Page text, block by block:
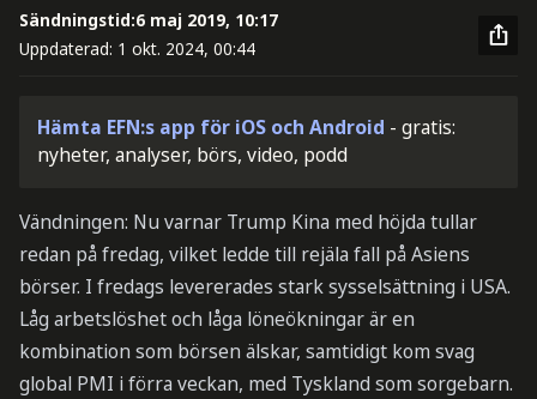
Sändningstid:6 maj 2019, 10:17
Uppdaterad: 1 okt. 2024, 00:44
Hämta EFN:s app för iOS och Android - gratis:
nyheter, analyser, börs, video, podd
Vändningen: Nu varnar Trump Kina med höjda tullar
redan på fredag, vilket ledde till rejäla fall på Asiens
börser. I fredags levererades stark sysselsättning i USA.
Låg arbetslöshet och låga löneökningar är en
kombination som börsen älskar, samtidigt kom svag
global PMI i förra veckan, med Tyskland som sorgebarn.